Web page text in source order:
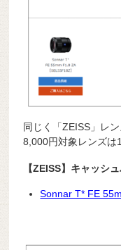
同じく「ZEISS」レ
8,000円対象レンズは
【ZEISS】キャッシ
Sonnar T* FE